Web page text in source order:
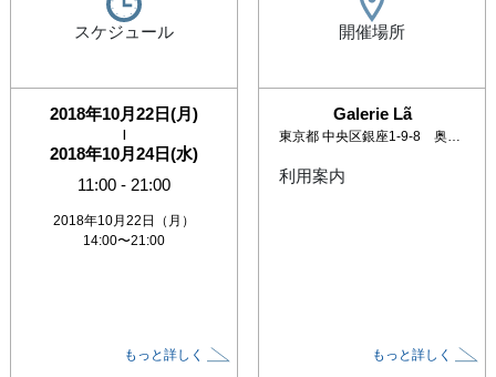
スケジュール
2018年10月22日(月)
|
2018年10月24日(水)
11:00 - 21:00
2018年10月22日（月）
14:00〜21:00
もっと詳しく
開催場所
Galerie Lã
東京都 中央区銀座1-9-8 奥野ビル601
利用案内
もっと詳しく